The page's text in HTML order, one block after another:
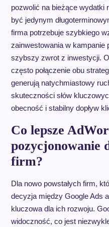
pozwolić na bieżące wydatki
być jedynym
firma potrzebuje szybkiego
zainwestowania w kampanie
szybszy zwrot z inwestycji.
często połączenie obu
generują natychmiastowy
skuteczności słów
obecność i stabilny dopływ
Co lepsze
pozycjonowanie
firm?
Dla nowo powstałych firm,
decyzja między Google Ads
kluczowa dla ich rozwoju.
widoczność, co jest